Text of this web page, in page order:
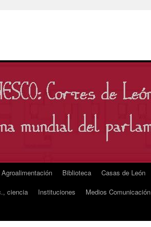
Agroalimentación Biblioteca Casas de León
ciencia Instituciones Medios Comunicación